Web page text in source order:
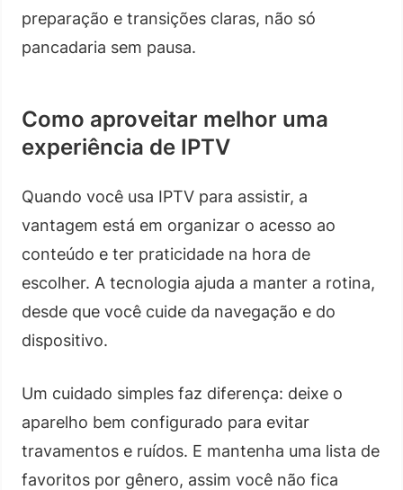
preparação e transições claras, não só
pancadaria sem pausa.
Como aproveitar melhor uma
experiência de IPTV
Quando você usa IPTV para assistir, a
vantagem está em organizar o acesso ao
conteúdo e ter praticidade na hora de
escolher. A tecnologia ajuda a manter a rotina,
desde que você cuide da navegação e do
dispositivo.
Um cuidado simples faz diferença: deixe o
aparelho bem configurado para evitar
travamentos e ruídos. E mantenha uma lista de
favoritos por gênero, assim você não fica